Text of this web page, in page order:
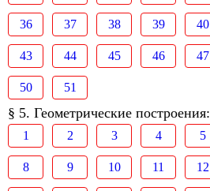
36 37 38 39 40
43 44 45 46 47
50 51
§ 5. Геометрические построения:
1 2 3 4 5
8 9 10 11 12